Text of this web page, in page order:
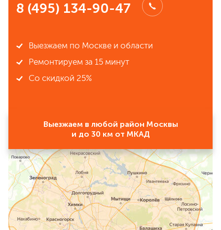
8 (495) 134-90-47
Выезжаем по Москве и области
Ремонтируем за 15 минут
Со скидкой 25%
Выезжаем в любой район Москвы
и до 30 км от МКАД